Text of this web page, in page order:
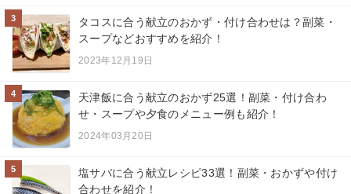
3
タコスに合う献立のおかず・付け合わせは？副菜・
スープなどおすすめを紹介！
2023年12月19日
4
天津飯に合う献立のおかず25選！副菜・付け合わ
せ・スープや夕食のメニュー例も紹介！
2024年03月20日
5
塩サバに合う献立レシピ33選！副菜・おかずや付け
合わせを紹介！